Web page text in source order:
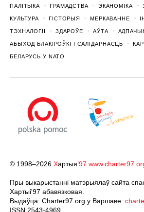
ПАЛІТЫКА ГРАМАДСТВА ЭКАНОМІКА
КУЛЬТУРА ГІСТОРЫЯ МЕРКАВАННЕ
ТЭХНАЛОГІІ ЗДАРОЎЕ АЎТА
АБЫХОД БЛАКІРОЎКІ І САЛІДАРНАСЦЬ
БЕЛАРУСЬ У NATO
© 1998–2026 Хартыя’97
Пры выкарыстанні матэрыялаў сайта
Хартыi'97 абавязковая.
Выдаўца: Charter97.org у Варшаве:
ISSN 2543-4969